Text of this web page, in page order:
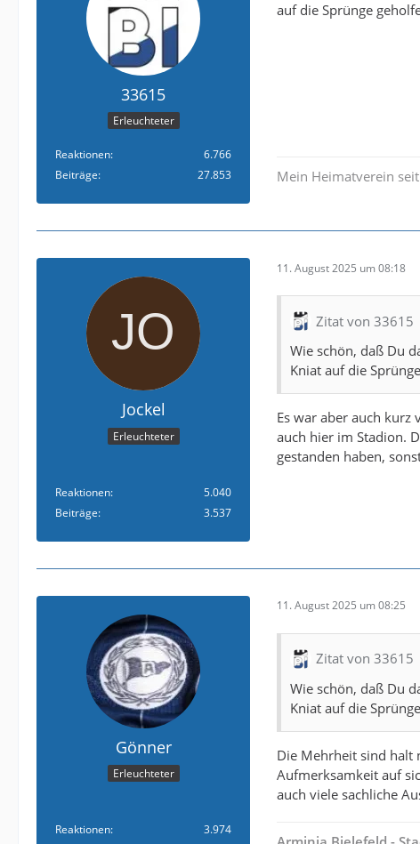
33615
Erleuchteter
Reaktionen
6.766
Beiträge
27.853
auf die Sprünge
Mein Heimatverein
Jockel
Erleuchteter
Reaktionen
5.040
Beiträge
3.537
11. August 2025 um 08:18
Zitat von 33615
Wie schön, daß Du
Kniat auf die
Es war aber auch
auch hier im Stadion.
gestanden haben,
Gönner
Erleuchteter
Reaktionen
3.974
11. August 2025 um 08:25
Zitat von 33615
Wie schön, daß Du
Kniat auf die
Die Mehrheit sind halt
Aufmerksamkeit auf
auch viele sachliche